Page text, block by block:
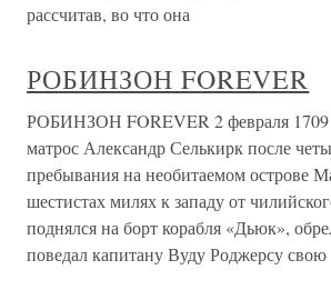
рассчитав, во что она
РОБИНЗОН FOREVER
РОБИНЗОН FOREVER 2 февраля 1709
матрос Александр Селькирк после
пребывания на необитаемом острове
шестистах милях к западу от
поднялся на борт корабля «Дьюк»,
поведал капитану Вуду Роджерсу свою